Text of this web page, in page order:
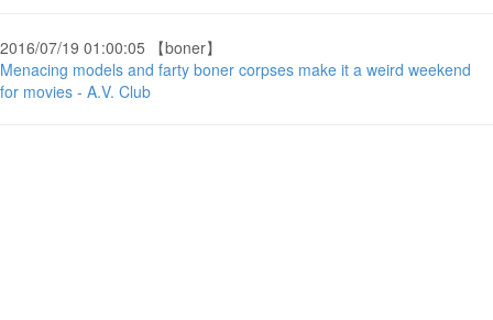
2016/07/19 01:00:05 【boner】
Menacing models and farty boner corpses make it a weird weekend
for movies - A.V. Club